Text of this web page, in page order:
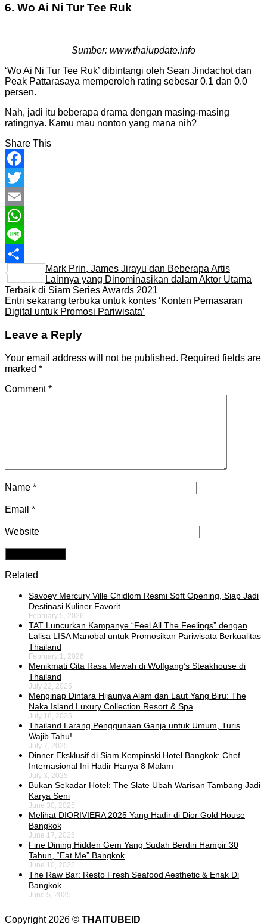
6. Wo Ai Ni Tur Tee Ruk
Sumber: www.thaiupdate.info
‘Wo Ai Ni Tur Tee Ruk’ dibintangi oleh Sean Jindachot dan
Peak Pattarasaya memperoleh rating sebesar 0.1 dan 0.0
persen.
Nah, jadi itu beberapa drama dengan masing-masing
ratingnya. Kamu mau nonton yang mana nih?
Share This
Facebook
Twitter
Email
WhatsApp
Line
Share
Mark Prin, James Jirayu dan Beberapa Artis
Lainnya yang Dinominasikan dalam Aktor Utama
Terbaik di Siam Series Awards 2021
Entri sekarang terbuka untuk kontes ‘Konten Pemasaran
Digital untuk Promosi Pariwisata’
Leave a Reply
Your email address will not be published. Required fields are
marked *
Comment*
Name *
Email *
Website
Related
Savoey Mercury Ville Chidlom Resmi Soft Opening, Siap Jadi
Destinasi Kuliner Favorit
February 5, 2026
TAT Luncurkan Kampanye “Feel All The Feelings” dengan
Lalisa LISA Manobal untuk Promosikan Pariwisata Berkualitas
Thailand
February 1, 2026
Menikmati Cita Rasa Mewah di Wolfgang’s Steakhouse di
Thailand
July 22, 2025
Menginap Dintara Hijaunya Alam dan Laut Yang Biru: The
Naka Island Luxury Collection Resort & Spa
July 16, 2025
Thailand Larang Penggunaan Ganja untuk Umum, Turis
Wajib Tahu!
July 7, 2025
Dinner Eksklusif di Siam Kempinski Hotel Bangkok: Chef
Internasional Ini Hadir Hanya 8 Malam
July 3, 2025
Bukan Sekadar Hotel: The Slate Ubah Warisan Tambang Jadi
Karya Seni
June 30, 2025
Melihat DIORIVIERA 2025 Yang Hadir di Dior Gold House
Bangkok
June 17, 2025
Fine Dining Hidden Gem Yang Sudah Berdiri Hampir 30
Tahun, “Eat Me” Bangkok
June 10, 2025
The Raw Bar: Resto Fresh Seafood Aesthetic & Enak Di
Bangkok
June 5, 2025
Copyright 2026 © THAITUBEID